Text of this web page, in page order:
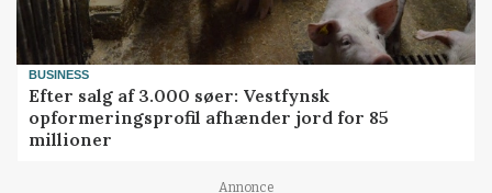
BUSINESS
Efter salg af 3.000 søer: Vestfynsk
opformeringsprofil afhænder jord for 85
millioner
Annonce